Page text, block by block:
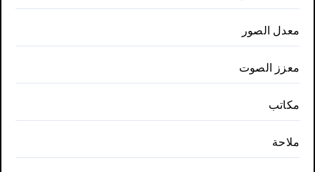
معدل الصور
معزز الصوت
مكاتب
ملاحة